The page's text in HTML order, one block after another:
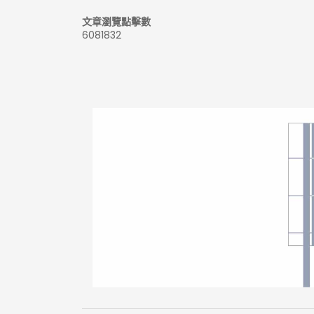
文章瀏覽點擊數
6081832